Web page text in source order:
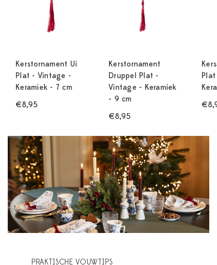
Kerstornament Ui
Plat - Vintage -
Keramiek - 7 cm
€8,95
Kerstornament
Druppel Plat -
Vintage - Keramiek
- 9 cm
€8,95
PRAKTISCHE VOUWTIPS